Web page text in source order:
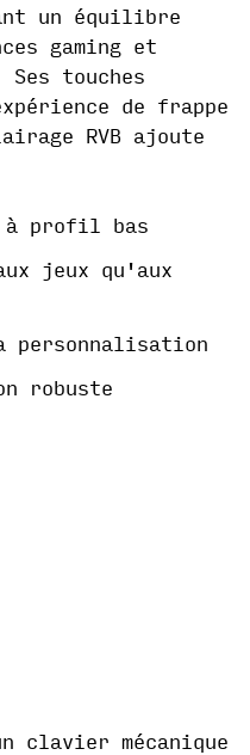
un équilibre
gaming et
touches
de frappe
RVB ajoute
à profil bas
jeux qu'aux
personnalisation
robuste
clavier mécanique